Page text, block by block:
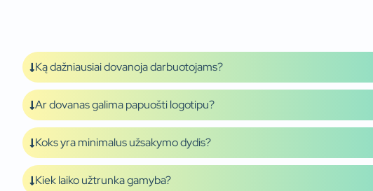
Ką dažniausiai dovanoja darbuotojams?
Ar dovanas galima papuošti logotipu?
Koks yra minimalus užsakymo dydis?
Kiek laiko užtrunka gamyba?